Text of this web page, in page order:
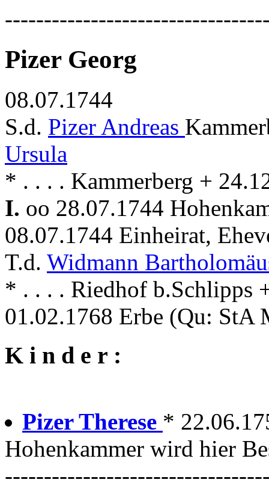
Pizer Georg
08.07.1744
S.d. Pizer Andreas
Ursula
* . . . . Kammerberg +
I. oo 28.07.1744
08.07.1744 Einheirat,
T.d. Widmann
* . . . . Riedhof b.Schlipps
01.02.1768 Erbe (Qu: StA
K i n d e r :
Pizer Therese *
Hohenkammer wird hier